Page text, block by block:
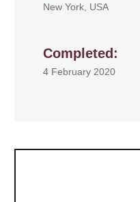
New York, USA
Completed:
4 February 2020